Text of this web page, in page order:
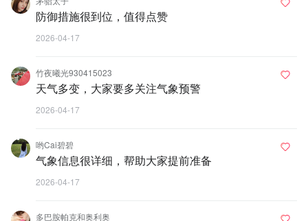
防御措施很到位，值得点赞
2026-04-17
竹夜曦光930415023
天气多变，大家要多关注气象预警
2026-04-17
哟Cai碧碧
气象信息很详细，帮助大家提前准备
2026-04-17
多巴胺帕克和奥利奥